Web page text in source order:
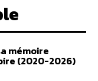
mémoire
(2020-2026)